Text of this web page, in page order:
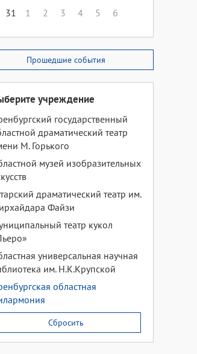
31
1 2 3 4 5 6
Прошедшие события
учреждение
государственный
драматический театр
М. Горького
музей изобразительных
драматический театр им.
Файзи
театр кукол
универсальная научная
им. Н.К.Крупской
областная
Сбросить